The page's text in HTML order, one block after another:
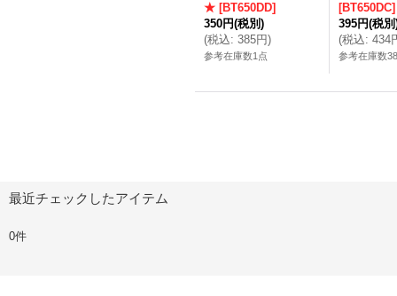
★ [BT650DD]
350円(税別)
(税込: 385円)
参考在庫数1点
[BT650DC]
395円(税別
(税込: 434
参考在庫数
最近チェックしたアイテム
0件